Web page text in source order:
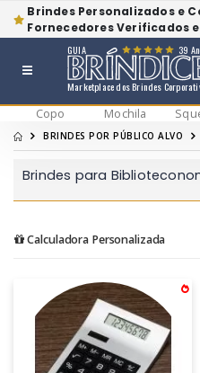
Brindes Personalizados e
Fornecedores Verificados
Marketplace dos Brindes
GUIA 39
Copo Mochila
BRINDES POR PÚBLICO ALVO
Brindes para
Calculadora Personalizada